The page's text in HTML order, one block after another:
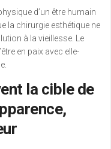
d’un être humain
la chirurgie esthétique ne
à la vieillesse. Le
en paix avec elle-
la cible de